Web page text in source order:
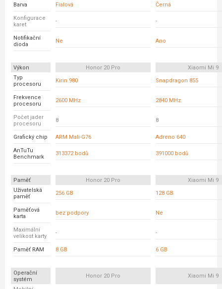
Barva Fialová Černá
Konfigurace
karet
- -
Notifikační
dioda
Ne Ano
Výkon Honor 20 Pro
Xiaomi Mi 9
Typ
procesoru
Kirin 980 Snapdragon 855
Frekvence
procesoru
2600 MHz 2840 MHz
Počet jader
procesoru
8 8
Grafický chip ARM Mali-G76 Adreno 640
AnTuTu
Benchmark
313372 bodů 391000 bodů
Paměť Honor 20 Pro
Xiaomi Mi 9
Uživatelská
paměť
256 GB 128 GB
Paměťová
karta
bez podpory Ne
Maximální
velikost karty
- -
Paměť RAM 8 GB 6 GB
Operační
systém
Honor 20 Pro Xiaomi Mi 9